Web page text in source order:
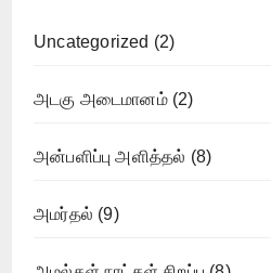
Uncategorized (2)
அடகு அடைமானம்(2)
அன்பளிப்பு அளித்தல் (8)
அமர்தல் (9)